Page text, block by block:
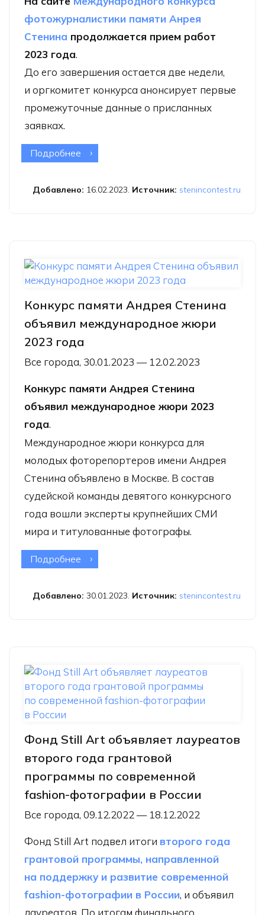
фотожурналистики памяти Анрея
Стенина продолжается прием работ
2023 года.
До его завершения остается две недели,
и оргкомитет конкурса анонсирует первые
промежуточные данные о присланных
заявках.
Подробнее о Гана стала новой участницей
Стенина
Добавлено: 16.02.2023. Источник: stenincontest.ru
Конкурс памяти Андрея Стенина
объявил международное жюри
2023 года
Все города, 30.01.2023 — 12.02.2023
Конкурс памяти Андрея Стенина
объявил международное жюри 2023
года.
Международное жюри конкурса для
молодых фоторепортеров имени Андрея
Стенина объявлено в Москве. В состав
судейской команды девятого конкурсного
года вошли эксперты крупнейших СМИ
мира и титулованные фотографы.
Подробнее о Конкурс памяти Андрея Стенина
2023 года
Добавлено: 30.01.2023. Источник: stenincontest.ru
Фонд Still Art объявляет лауреатов
второго года грантовой
программы по современной
fashion-фотографии в России
Все города, 09.12.2022 — 18.12.2022
Фонд Still Art подвел итоги второго года
грантовой программы, направленной
на поддержку и развитие современной
fashion-фотографии в России, и объявил
лауреатов. По итогам финального